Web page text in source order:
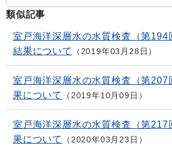
類似記事
室戸海洋深層水の水質検査（第194
結果について
2019年03月28日
室戸海洋深層水の水質検査（第207
果について
2019年10月09日
室戸海洋深層水の水質検査（第
果について
2020年03月23日